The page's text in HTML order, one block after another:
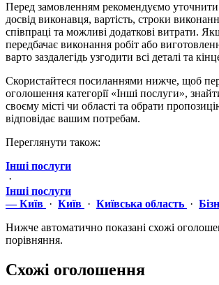
Перед замовленням рекомендуємо уточнити
досвід виконавця, вартість, строки
співпраці та можливі додаткові витрати.
передбачає виконання робіт або
варто заздалегідь узгодити всі деталі та
Скористайтеся посиланнями нижче, щоб
оголошення категорії «Інші послуги»,
своєму місті чи області та обрати
відповідає вашим потребам.
Переглянути також:
Інші послуги
·
Інші послуги
— Київ · Київ · Київська область ·
Нижче автоматично показані схожі
порівняння.
Схожі оголошення